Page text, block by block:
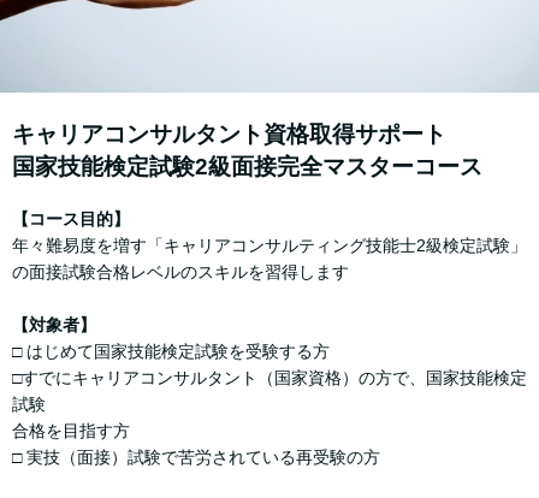
キャリアコンサルタント資格取得サポート
国家技能検定試験2級⾯接完全マスターコース
【コース⽬的】
年々難易度を増す「キャリアコンサルティング技能⼠2級検定試験」
の⾯接試験合格レベルのスキルを習得します
【対象者】
□ はじめて国家技能検定試験を受験する⽅
□すでにキャリアコンサルタント（国家資格）の方で、国家技能検定
試験
合格を⽬指す⽅
□ 実技（⾯接）試験で苦労されている再受験の⽅